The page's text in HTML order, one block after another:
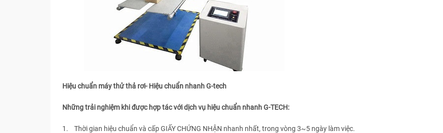
Hiệu chuẩn máy thử thả rơi- Hiệu chuẩn nhanh G-tech
Những trải nghiệm khi được hợp tác với dịch vụ hiệu chuẩn nhanh G-TECH:
1. Thời gian hiệu chuẩn và cấp GIẤY CHỨNG NHẬN nhanh nhất, trong vòng 3~5 ngày làm việc.